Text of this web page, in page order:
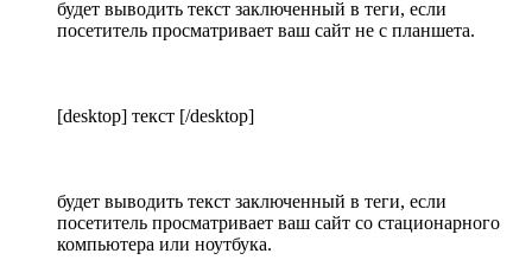
будет выводить текст заключенный в теги, если
посетитель просматривает ваш сайт не с планшета.
[desktop] текст [/desktop]
будет выводить текст заключенный в теги, если
посетитель просматривает ваш сайт со стационарного
компьютера или ноутбука.